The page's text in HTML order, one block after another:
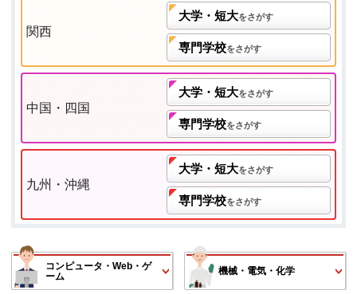
関西
大学・短大をさがす
専門学校をさがす
中国・四国
大学・短大をさがす
専門学校をさがす
九州・沖縄
大学・短大をさがす
専門学校をさがす
コンピュータ・Web・ゲ
ーム
機械・電気・化学